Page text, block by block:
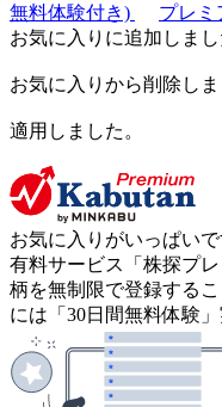
無料体験付き)
プレミ
お気に入りに追加しまし
お気に入りから削除しま
適用しました。
お気に入りがいっぱいで
有料サービス「株探プ
柄を無制限で登録する
には「30日間無料体験」